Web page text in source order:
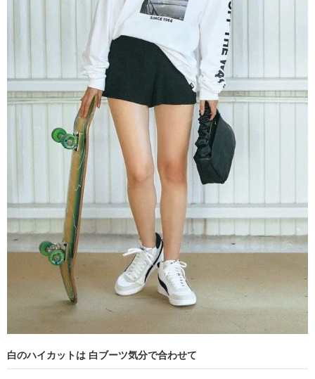
白のハイカットは 白ブーツ気分で合わせて